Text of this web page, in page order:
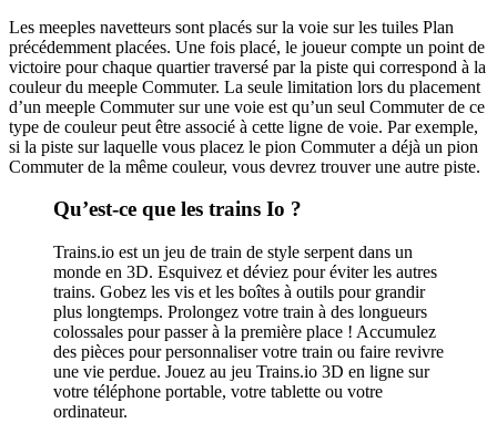
Les meeples navetteurs sont placés sur la voie sur les tuiles Plan
précédemment placées. Une fois placé, le joueur compte un point de
victoire pour chaque quartier traversé par la piste qui correspond à la
couleur du meeple Commuter. La seule limitation lors du placement
d’un meeple Commuter sur une voie est qu’un seul Commuter de ce
type de couleur peut être associé à cette ligne de voie. Par exemple,
si la piste sur laquelle vous placez le pion Commuter a déjà un pion
Commuter de la même couleur, vous devrez trouver une autre piste.
Qu’est-ce que les trains Io ?
Trains.io est un jeu de train de style serpent dans un
monde en 3D. Esquivez et déviez pour éviter les autres
trains. Gobez les vis et les boîtes à outils pour grandir
plus longtemps. Prolongez votre train à des longueurs
colossales pour passer à la première place ! Accumulez
des pièces pour personnaliser votre train ou faire revivre
une vie perdue. Jouez au jeu Trains.io 3D en ligne sur
votre téléphone portable, votre tablette ou votre
ordinateur.